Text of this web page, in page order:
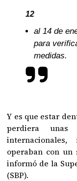
12
al 14 de
para
medidas.
Y es que estar
perdiera unas
operaban con un
informó de la
(SBP).